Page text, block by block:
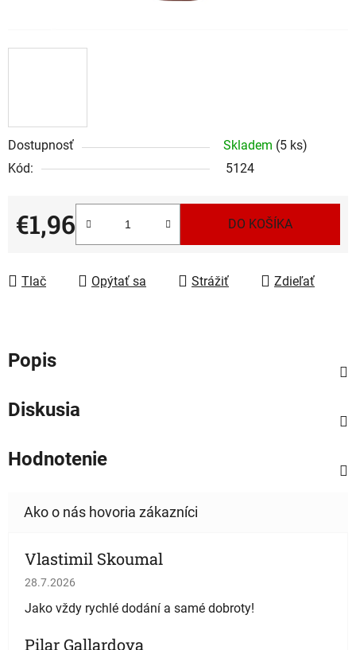
Dostupnosť Skladem (5 ks)
Kód:
5124
€1,96
Jednotková cena:
DO KOŠÍKA
Tlač Opýtať sa Strážiť Zdieľať
Popis
Diskusia
Hodnotenie
Vlastimil Skoumal
Hodnotenie obchodu je 5 z 5 hviezdičiek.
28.7.2026
Jako vždy rychlé dodání a samé dobroty!
Pilar Gallardova